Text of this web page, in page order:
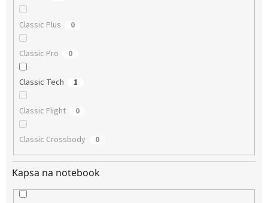
Classic Plus 0
Classic Pro 0
Classic Tech 1
Classic Flight 0
Classic Crossbody 0
Kapsa na notebook